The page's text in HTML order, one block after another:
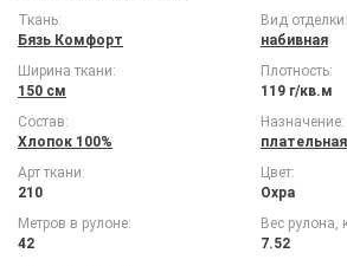
Ткань:
Бязь Комфорт
Вид отделки:
набивная
Ширина ткани:
150 см
Плотность:
119 г/кв.м
Состав:
Хлопок 100%
Назначение:
плательная
Арт ткани:
210
Цвет:
Охра
Метров в рулоне:
42
Вес рулона,
7.52